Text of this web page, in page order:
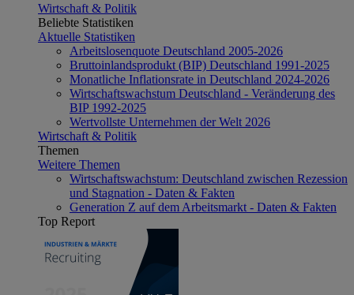
Wirtschaft & Politik
Beliebte Statistiken
Aktuelle Statistiken
Arbeitslosenquote Deutschland 2005-2026
Bruttoinlandsprodukt (BIP) Deutschland 1991-2025
Monatliche Inflationsrate in Deutschland 2024-2026
Wirtschaftswachstum Deutschland - Veränderung des
BIP 1992-2025
Wertvollste Unternehmen der Welt 2026
Wirtschaft & Politik
Themen
Weitere Themen
Wirtschaftswachstum: Deutschland zwischen Rezession
und Stagnation - Daten & Fakten
Generation Z auf dem Arbeitsmarkt - Daten & Fakten
Top Report